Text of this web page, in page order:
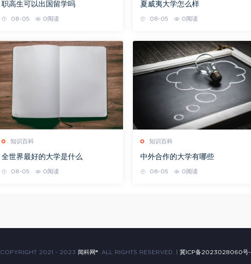
职高生可以出国留学吗
08-05 0阅读
夏威夷大学怎么样
08-05 0阅读
知识百科
全世界最好的大学是什么
08-05 0阅读
知识百科
中外合作的大学有哪些
08-05 0阅读
COPYRIGHT 2021 - 2023 闻科网®. ALL RIGHTS RESERVED. | 冀ICP备2023028060号-